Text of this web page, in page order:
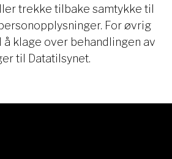
trekke tilbake samtykke til
For øvrig
å klage over behandlingen av
til Datatilsynet.